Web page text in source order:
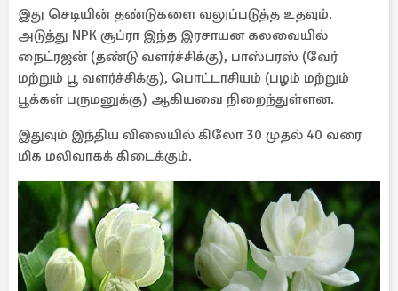
இது செடியின் தண்டுகளை வலுப்படுத்த உதவும்.
அடுத்து NPK சூப்ரா இந்த இரசாயன கலவையில்
நைட்ரஜன் (தண்டு வளர்ச்சிக்கு), பாஸ்பரஸ் (வேர்
மற்றும் பூ வளர்ச்சிக்கு), பொட்டாசியம் (பழம் மற்றும்
பூக்கள் பருமனுக்கு) ஆகியவை நிறைந்துள்ளன.
இதுவும் இந்திய விலையில் கிலோ 30 முதல் 40 வரை
மிக மலிவாகக் கிடைக்கும்.